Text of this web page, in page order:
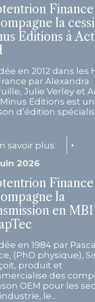
Finance
la
Editions à
en 2012 dans les
par Alexandra
Julie Verley et
Editions est
d’édition
savoir plus
2026
Finance
la
en
en 1984 par Pascal
(PhD physique),
produit et
des
OEM pour les
le...